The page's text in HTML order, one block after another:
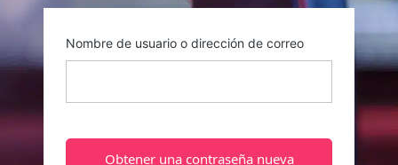
Nombre de usuario o dirección de correo